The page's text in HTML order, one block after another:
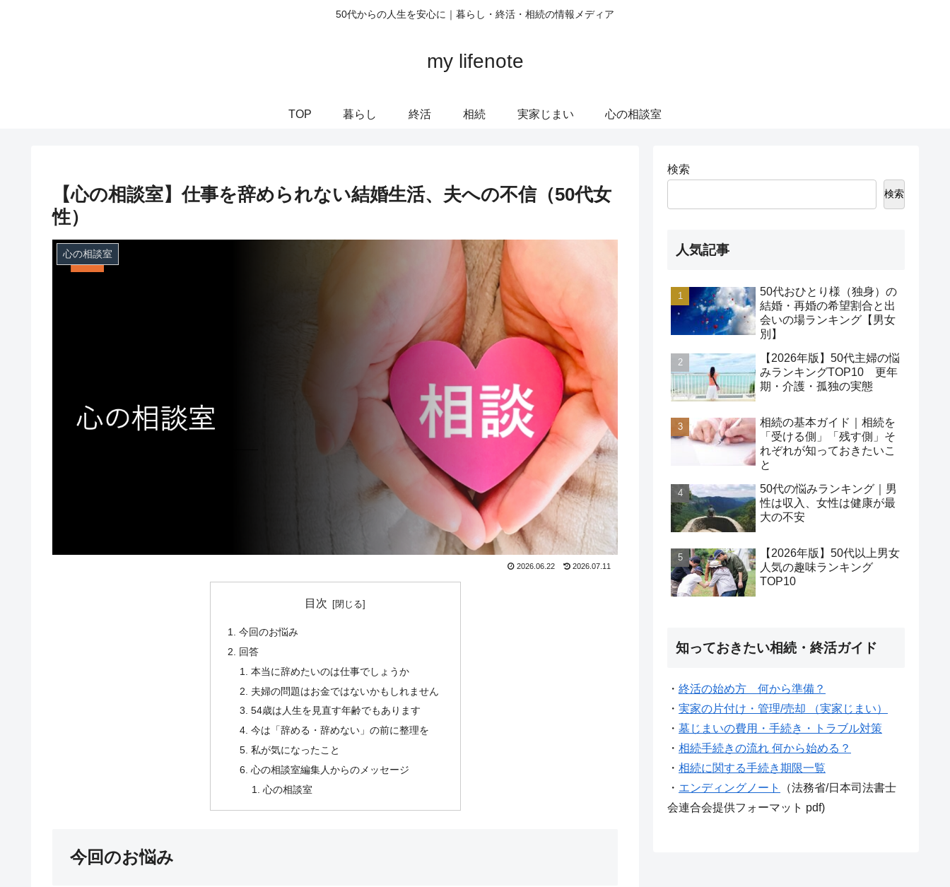
50代からの人生を安心に｜暮らし・終活・相続の情報メディア
my lifenote
TOP 暮らし 終活 相続 実家じまい 心の相談室
【心の相談室】仕事を辞められない結婚生活、夫への不信（50代女
性）
心の相談室
2026.06.22 2026.07.11
目次
今回のお悩み
回答
本当に辞めたいのは仕事でしょうか
夫婦の問題はお金ではないかもしれません
54歳は人生を見直す年齢でもあります
今は「辞める・辞めない」の前に整理を
私が気になったこと
心の相談室編集人からのメッセージ
心の相談室
今回のお悩み
検索
検索
人気記事
50代おひとり様（独身）の
結婚・再婚の希望割合と出
会いの場ランキング【男女
別】
【2026年版】50代主婦の悩
みランキングTOP10 更年
期・介護・孤独の実態
相続の基本ガイド｜相続を
「受ける側」「残す側」そ
れぞれが知っておきたいこ
と
50代の悩みランキング｜男
性は収入、女性は健康が最
大の不安
【2026年版】50代以上男女
人気の趣味ランキング
TOP10
知っておきたい相続・終活ガイド
・ 終活の始め方 何から準備？
・ 実家の片付け・管理/売却 （実家じまい）
・ 墓じまいの費用・手続き・トラブル対策
・ 相続手続きの流れ 何から始める？
・ 相続に関する手続き期限一覧
・ エンディングノート
（法務省/日本司法書士
会連合会提供フォーマット pdf)